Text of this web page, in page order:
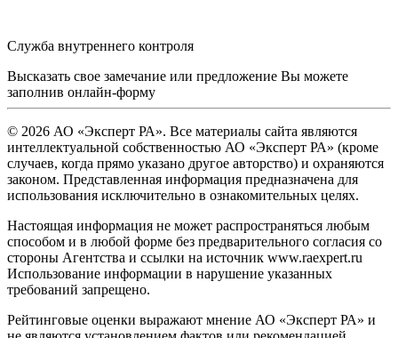
Служба внутреннего контроля
Высказать свое замечание или предложение Вы можете
заполнив онлайн-форму
© 2026 АО «Эксперт РА». Все материалы сайта являются
интеллектуальной собственностью АО «Эксперт РА» (кроме
случаев, когда прямо указано другое авторство) и охраняются
законом. Представленная информация предназначена для
использования исключительно в ознакомительных целях.
Настоящая информация не может распространяться любым
способом и в любой форме без предварительного согласия со
стороны Агентства и ссылки на источник www.raexpert.ru
Использование информации в нарушение указанных
требований запрещено.
Рейтинговые оценки выражают мнение АО «Эксперт РА» и